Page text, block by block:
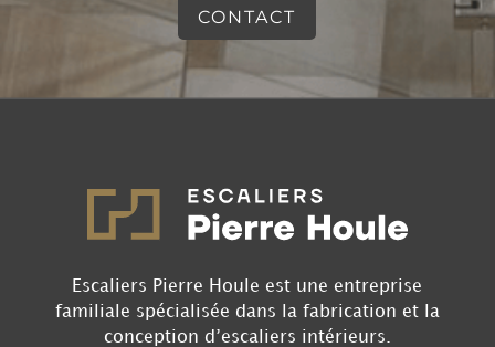
CONTACT
Escaliers Pierre Houle est une entreprise
familiale spécialisée dans la fabrication et la
conception d’escaliers intérieurs.